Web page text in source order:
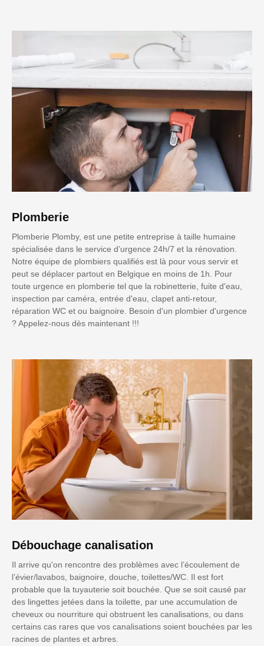
Plomberie
Plomberie Plomby, est une petite entreprise à taille humaine
spécialisée dans le service d’urgence 24h/7 et la rénovation.
Notre équipe de plombiers qualifiés est là pour vous servir et
peut se déplacer partout en Belgique en moins de 1h. Pour
toute urgence en plomberie tel que la robinetterie, fuite d'eau,
inspection par caméra, entrée d'eau, clapet anti-retour,
réparation WC et ou baignoire. Besoin d'un plombier d'urgence
? Appelez-nous dès maintenant !!!
Débouchage canalisation
Il arrive qu'on rencontre des problèmes avec l’écoulement de
l’évier/lavabos, baignoire, douche, toilettes/WC. Il est fort
probable que la tuyauterie soit bouchée. Que se soit causé par
des lingettes jetées dans la toilette, par une accumulation de
cheveux ou nourriture qui obstruent les canalisations, ou dans
certains cas rares que vos canalisations soient bouchées par les
racines de plantes et arbres.